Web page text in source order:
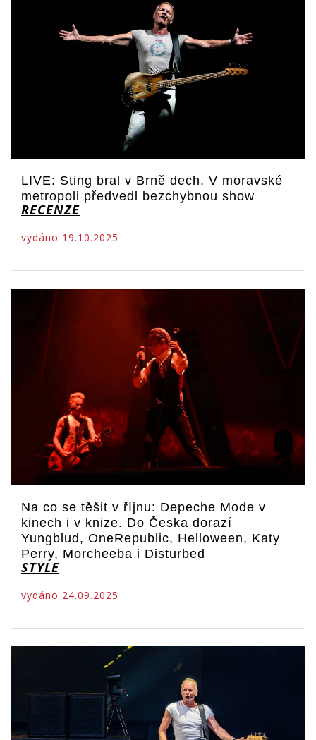
LIVE: Sting bral v Brně dech. V moravské
metropoli předvedl bezchybnou show
RECENZE
vydáno 19.10.2025
Na co se těšit v říjnu: Depeche Mode v
kinech i v knize. Do Česka dorazí
Yungblud, OneRepublic, Helloween, Katy
Perry, Morcheeba i Disturbed
STYLE
vydáno 24.09.2025